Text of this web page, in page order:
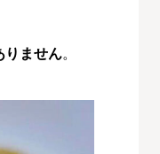
りません。